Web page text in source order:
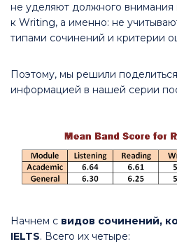
не уделяют должного внимания
к Writing, а именно: не
типами сочинений и критерии
Поэтому, мы решили
информацией в нашей серии
Начнем с видов сочинений,
IELTS. Всего их четыре: